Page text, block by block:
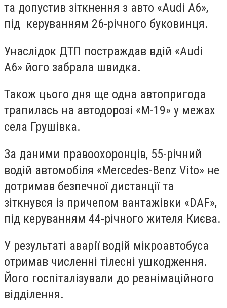
та допустив зіткнення з авто «Audi A6»,
під керуванням 26-річного буковинця.
Унаслідок ДТП постраждав вдій «Audi
A6» його забрала швидка.
Також цього дня ще одна автопригода
трапилась на автодорозі «М-19» у межах
села Грушівка.
За даними правоохоронців, 55-річний
водій автомобіля «Mercedes-Benz Vito» не
дотримав безпечної дистанції та
зіткнувся із причепом вантажівки «DAF»,
під керуванням 44-річного жителя Києва.
У результаті аварії водій мікроавтобуса
отримав численні тілесні ушкодження.
Його госпіталізували до реанімаційного
відділення.